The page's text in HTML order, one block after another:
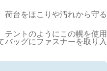
荷台をほこりや汚れから守る
テントのようにこの幌を使用
バッグにファスナーを取り入